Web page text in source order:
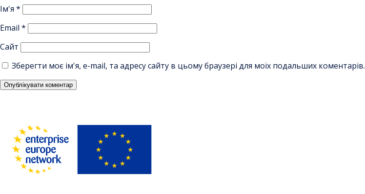
Ім'я *
Email *
Сайт
Зберегти моє ім'я, e-mail, та адресу сайту в цьому браузері для моїх подальших коментарів.